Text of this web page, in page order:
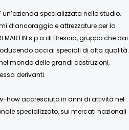
un’azienda specializzata nello studio,
d’ancoraggio e attrezzature per la
s.p.a di Brescia, gruppo che dai
acciai speciali di alta qualità.
mondo delle grandi costruzioni,
derivanti.
how accresciuto in anni di attività nel
specializzato, sui mercati nazionali